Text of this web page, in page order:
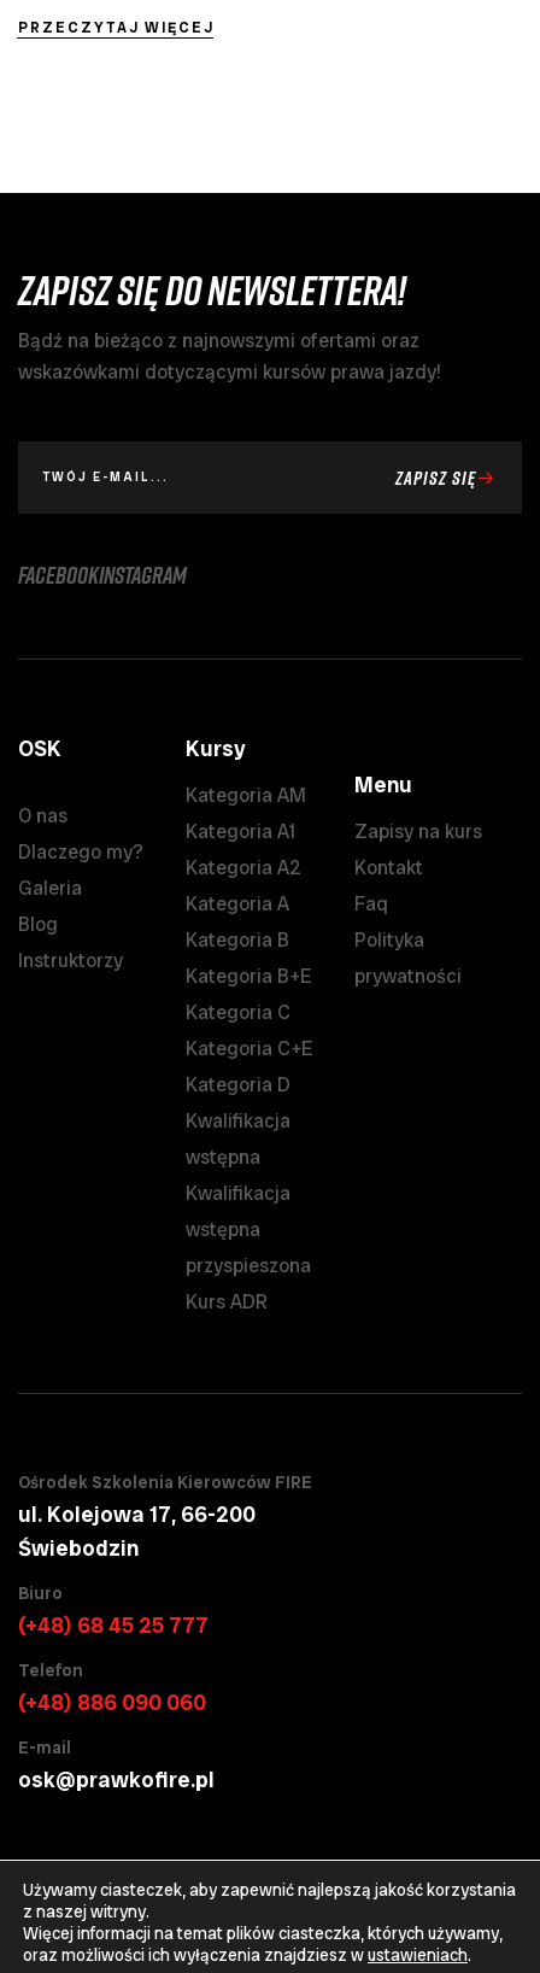
podpowiemy, która będzie najlepszym wyborem dla
PRZECZYTAJ WIĘCEJ
Zapisz się do newslettera!
Bądź na bieżąco z najnowszymi ofertami oraz
wskazówkami dotyczącymi kursów prawa jazdy!
ZAPISZ SIĘ
facebookinstagram
OSK
O nas
Dlaczego my?
Galeria
Blog
Instruktorzy
Kursy
Kategoria AM
Kategoria A1
Kategoria A2
Kategoria A
Kategoria B
Kategoria B+E
Kategoria C
Kategoria C+E
Kategoria D
Kwalifikacja
wstępna
Kwalifikacja
wstępna
przyspieszona
Kurs ADR
Menu
Zapisy na kurs
Kontakt
Faq
Polityka
prywatności
Ośrodek Szkolenia Kierowców FIRE
ul. Kolejowa 17, 66-200
Świebodzin
Biuro
(+48) 68 45 25 777
Telefon
(+48) 886 090 060
E-mail
osk@prawkofire.pl
Copyright © 2026OSK FIRE. All rights reserved
Używamy ciasteczek, aby zapewnić najlepszą jakość korzystania
z naszej witryny.
Więcej informacji na temat plików ciasteczka, których używamy,
oraz możliwości ich wyłączenia znajdziesz wustawieniach.